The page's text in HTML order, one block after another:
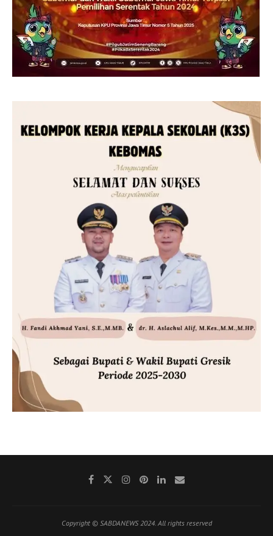
Copyright © SABDANEWS 2024. All rights reserved